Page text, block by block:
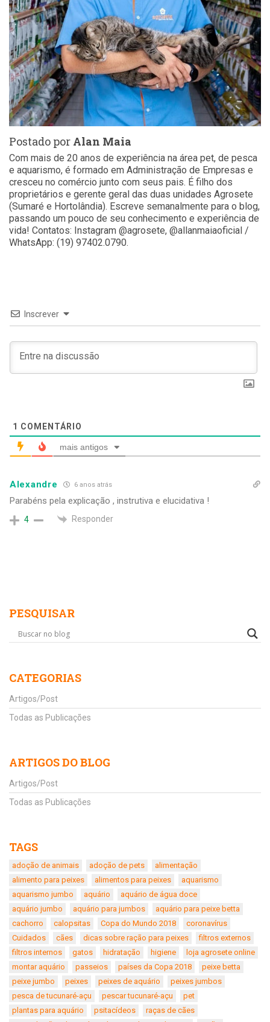
Postado por Alan Maia
Com mais de 20 anos de experiência na área pet, de pesca
e aquarismo, é formado em Administração de Empresas e
cresceu no comércio junto com seus pais. É filho dos
proprietários e gerente geral das duas unidades Agrosete
(Sumaré e Hortolândia). Escreve semanalmente para o blog,
passando um pouco de seu conhecimento e experiência de
vida! Contatos: Instagram @agrosete, @allanmaiaoficial /
WhatsApp: (19) 97402.0790.
Inscrever
1 COMENTÁRIO
mais antigos
Alexandre 6 anos atrás
Parabéns pela explicação , instrutiva e elucidativa !
4 Responder
PESQUISAR
CATEGORIAS
Artigos/Post
Todas as Publicações
ARTIGOS DO BLOG
Artigos/Post
Todas as Publicações
TAGS
adoção de animais adoção de pets
alimentação
alimento para peixes
alimentos para peixes
aquarismo
aquarismo jumbo
aquário
aquário de água doce
aquário jumbo
aquário para jumbos
aquário para peixe betta
cachorro
calopsitas Copa do Mundo 2018
coronavírus
Cuidados
cães dicas sobre ração para peixes
filtros externos
filtros internos
gatos hidratação higiene
loja agrosete online
montar aquário
passeios países da Copa 2018
peixe betta
peixe jumbo
peixes peixes de aquário
peixes jumbos
pesca de tucunaré-açu
pescar tucunaré-açu
pet
plantas para aquário
psitacídeos
raças de cães